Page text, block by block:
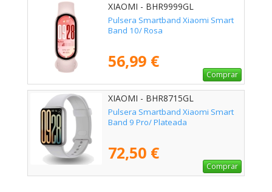
XIAOMI - BHR9999GL
Pulsera Smartband Xiaomi Smart
Band 10/ Rosa
56,99 €
Comprar
XIAOMI - BHR8715GL
Pulsera Smartband Xiaomi Smart
Band 9 Pro/ Plateada
72,50 €
Comprar